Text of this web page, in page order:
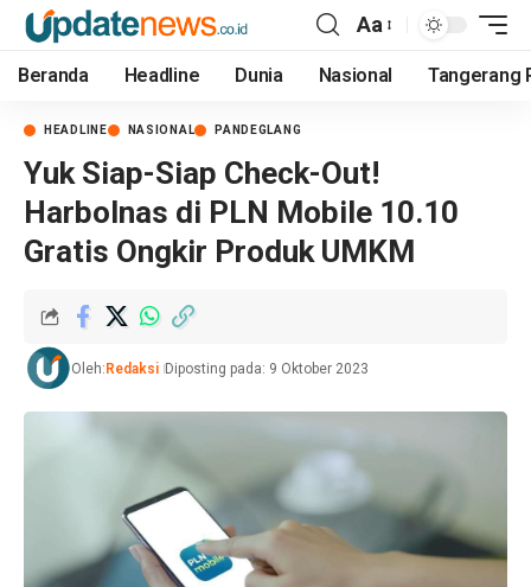
Aa
Beranda Headline Dunia Nasional Tangerang
HEADLINE NASIONAL PANDEGLANG
Yuk Siap-Siap Check-Out!
Harbolnas di PLN Mobile 10.10
Gratis Ongkir Produk UMKM
Oleh: Redaksi Diposting pada: 9 Oktober 2023